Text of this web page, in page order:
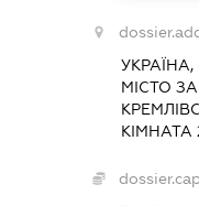
УКРАЇНА,
МІСТО
КІМНАТА